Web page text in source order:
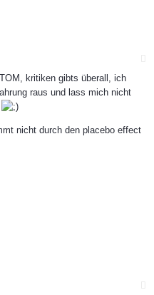
kritiken gibts überall, ich
raus und lass mich nicht
nicht durch den placebo effect